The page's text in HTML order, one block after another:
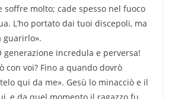
soffre molto; cade spesso nel fuoco
L’ho portato dai tuoi discepoli, ma
guarirlo».
generazione incredula e perversa!
con voi? Fino a quando dovrò
qui da me». Gesù lo minacciò e il
e da quel momento il ragazzo fu